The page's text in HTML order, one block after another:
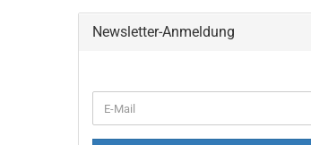
Newsletter-Anmeldung
ZUR
E-
Mail